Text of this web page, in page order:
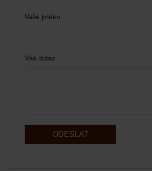
Vaše jméno
Váš dotaz
ODESLAT